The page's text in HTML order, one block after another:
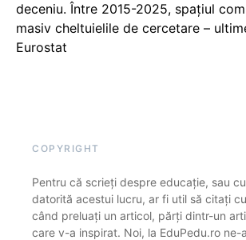
deceniu. Între 2015-2025, spațiul
masiv cheltuielile de cercetare –
Eurostat
COPYRIGHT
Pentru că scrieți despre educație, sau
datorită acestui lucru, ar fi util să citați
când preluați un articol, părți dintr-un
care v-a inspirat. Noi, la EduPedu.ro ne-